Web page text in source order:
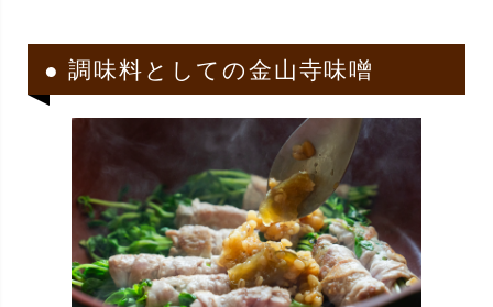
● 調味料としての金山寺味噌